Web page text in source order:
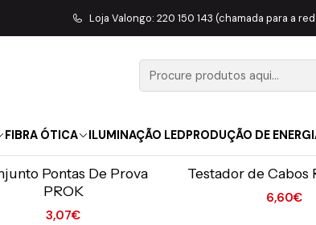
FIBRA ÓTICA ILUMINAÇÃO LEDPRODUÇÃO DE
Loja Valongo: 220 150 143 (chamada para a
Início FERRAMENTAS
TESTE |
Pontas De Prova
PROK
3,07€
Testador de Cabos
6,60€